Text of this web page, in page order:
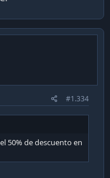
#1.334
50% de descuento en